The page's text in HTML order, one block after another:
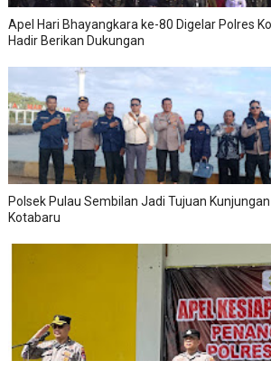
Apel Hari Bhayangkara ke-80 Digelar Polres
Hadir Berikan Dukungan
Polsek Pulau Sembilan Jadi Tujuan
Kotabaru